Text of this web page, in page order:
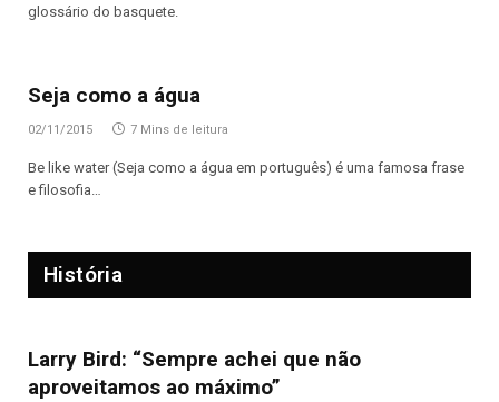
glossário do basquete.
Seja como a água
02/11/2015 7 Mins de leitura
Be like water (Seja como a água em português) é uma famosa frase
e filosofia…
História
Larry Bird: “Sempre achei que não
aproveitamos ao máximo”